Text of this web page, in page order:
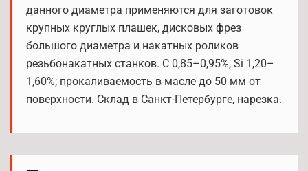
данного диаметра применяются для заготовок
крупных круглых плашек, дисковых фрез
большого диаметра и накатных роликов
резьбонакатных станков. C 0,85–0,95%, Si 1,20–
1,60%; прокаливаемость в масле до 50 мм от
поверхности. Склад в Санкт-Петербурге, нарезка.